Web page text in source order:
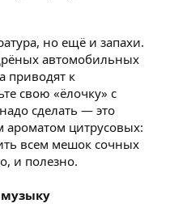
но ещё и запахи.
автомобильных
приводят к
свою «ёлочку» с
сделать — это
ароматом цитрусовых:
всем мешок сочных
и полезно.
музыку